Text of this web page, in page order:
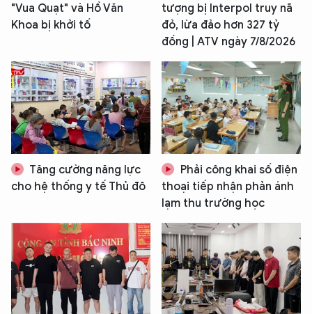
"Vua Quạt" và Hồ Văn
Khoa bị khởi tố
tượng bị Interpol truy nã
đỏ, lừa đảo hơn 327 tỷ
đồng | ATV ngày 7/8/2026
Tăng cường năng lực
cho hệ thống y tế Thủ đô
Phải công khai số điện
thoại tiếp nhận phản ánh
lạm thu trường học